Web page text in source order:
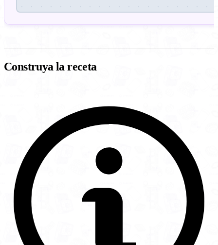
Construya la receta